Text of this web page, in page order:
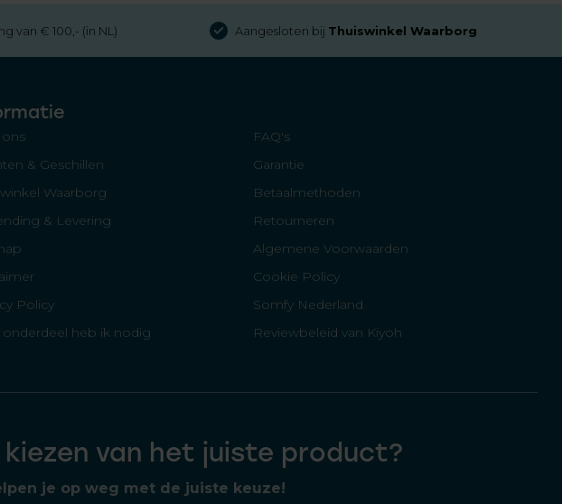
van € 100,- (in NL) Aangesloten bij Thuiswinkel Waarborg
ons
FAQ's
& Geschillen
Garantie
Waarborg
Betaalmethoden
& Levering
Retourneren
Algemene Voorwaarden
Cookie Policy
Policy
Somfy Nederland
onderdeel heb ik nodig
Reviewbeleid van Kiyoh
van het juiste product?
je op weg met de juiste keuze!